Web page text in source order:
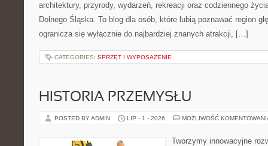
architektury, przyrody, wydarzeń, rekreacji oraz codziennego
Dolnego Śląska. To blog dla osób, które lubią poznawać region
ogranicza się wyłącznie do najbardziej znanych atrakcji, […]
CATEGORIES: SPRZĘT I WYPOSAŻENIE
HISTORIA PRZEMYSŁU
POSTED BY ADMIN LIP - 1 - 2026 MOŻLIWOŚĆ
Tworzymy innowacyjne